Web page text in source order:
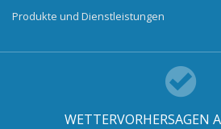
Produkte und Dienstleistungen
WETTERVORHERSAGEN